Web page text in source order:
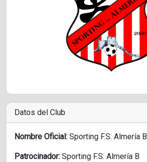
Datos del Club
Nombre Oficial: Sporting F.S. Almería B
Patrocinador: Sporting F.S. Almería B